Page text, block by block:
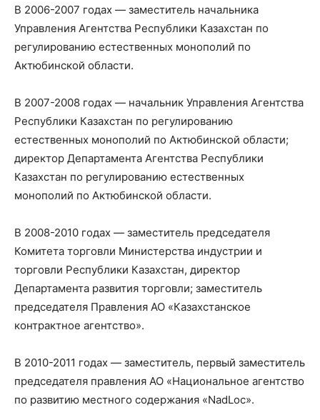
В 2006-2007 годах — заместитель начальника
Управления Агентства Республики Казахстан по
регулированию естественных монополий по
Актюбинской области.
В 2007-2008 годах — начальник Управления Агентства
Республики Казахстан по регулированию
естественных монополий по Актюбинской области;
директор Департамента Агентства Республики
Казахстан по регулированию естественных
монополий по Актюбинской области.
В 2008-2010 годах — заместитель председателя
Комитета торговли Министерства индустрии и
торговли Республики Казахстан, директор
Департамента развития торговли; заместитель
председателя Правления АО «Казахстанское
контрактное агентство».
В 2010-2011 годах — заместитель, первый заместитель
председателя правления АО «Национальное агентство
по развитию местного содержания «NadLoc».